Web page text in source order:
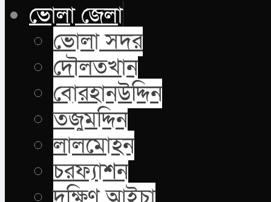
ভোলা জেলা
ভোলা সদর
দৌলতখান
বোরহানউদ্দিন
তজুমদ্দিন
লালমোহন
চরফ্যাশন